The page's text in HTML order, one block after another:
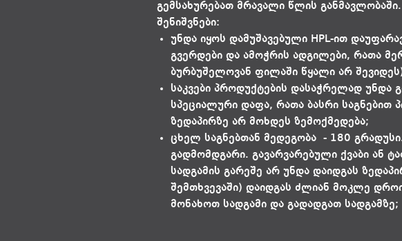
გემსახურებათ მრავალი წლის
შენიშვნები:
უნდა იყოს დამუშავებული HPL-ით
გვერდები და ამოჭრის ადგილები, რათა
ბურბუშელოვან ფილაში წყალი არ
საკვები პროდუქტების დასაჭრელად უნდა
სპეციალური დაფა, რათა ბასრი საგნებით
ზედაპირზე არ მოხდეს ზემოქმედება;
ცხელ საგნებთან მედეგობა - 180
გადმომდგარი. გავარვარებული ქვაბი ან
სადგამის გარეშე არ უნდა დაიდგას
შემთხვევაში) დაიდგას ძლიან მოკლე
მონახოთ სადგამი და გადადგათ სადგამზე;